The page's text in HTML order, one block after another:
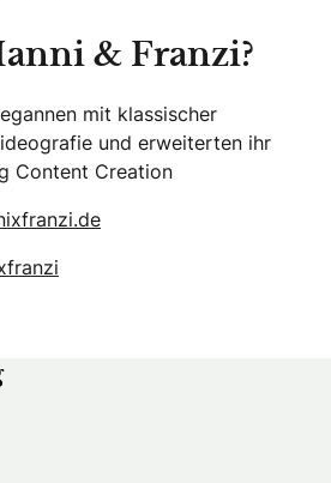
& Franzi?
mit klassischer
und erweiterten ihr
Content Creation